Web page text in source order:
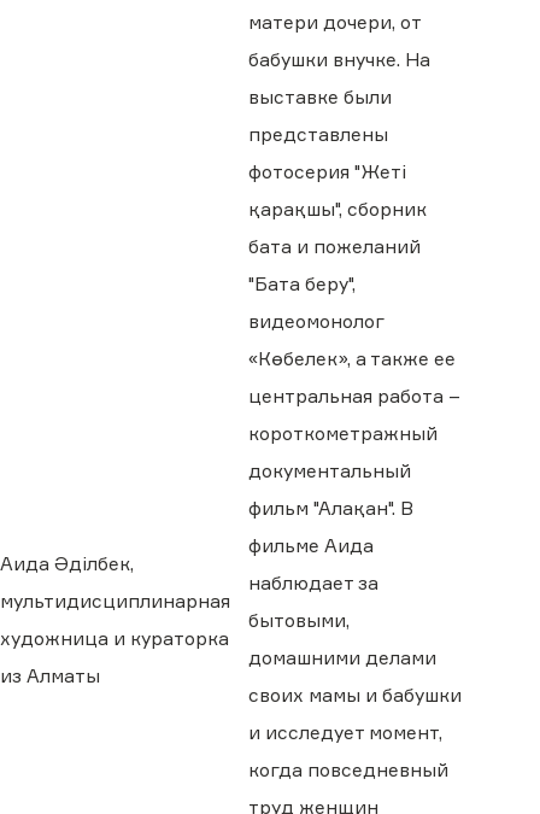
Аида Әділбек,
мультидисциплинарная
художница и кураторка
из Алматы
матери дочери, от
бабушки внучке. На
выставке были
представлены
фотосерия "Жеті
қарақшы", сборник
бата и пожеланий
"Бата беру",
видеомонолог
«Көбелек», а также ее
центральная работа –
короткометражный
документальный
фильм "Алақан". В
фильме Аида
наблюдает за
бытовыми,
домашними делами
своих мамы и бабушки
и исследует момент,
когда повседневный
труд женщин